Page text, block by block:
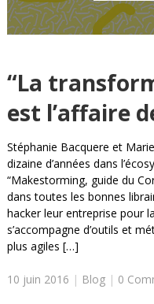
“La
est l’affaire
Stéphanie Bacquere et
dizaine d’années dans
“Makestorming, guide du
dans toutes les bonnes
hacker leur entreprise pour
s’accompagne d’outils et
plus agiles […]
10 juin 2016 | Blog | 0